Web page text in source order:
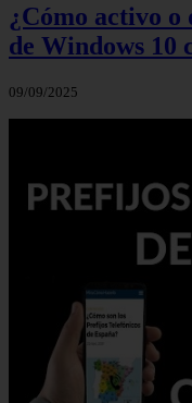
¿Cómo activo
de Windows 10
09/09/2025